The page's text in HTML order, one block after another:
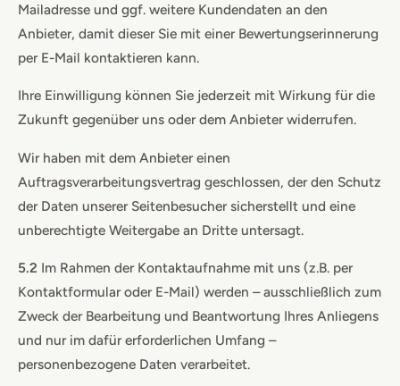
Mailadresse und ggf. weitere Kundendaten an den
Anbieter, damit dieser Sie mit einer Bewertungserinnerung
per E-Mail kontaktieren kann.
Ihre Einwilligung können Sie jederzeit mit Wirkung für die
Zukunft gegenüber uns oder dem Anbieter widerrufen.
Wir haben mit dem Anbieter einen
Auftragsverarbeitungsvertrag geschlossen, der den Schutz
der Daten unserer Seitenbesucher sicherstellt und eine
unberechtigte Weitergabe an Dritte untersagt.
5.2 Im Rahmen der Kontaktaufnahme mit uns (z.B. per
Kontaktformular oder E-Mail) werden – ausschließlich zum
Zweck der Bearbeitung und Beantwortung Ihres Anliegens
und nur im dafür erforderlichen Umfang –
personenbezogene Daten verarbeitet.